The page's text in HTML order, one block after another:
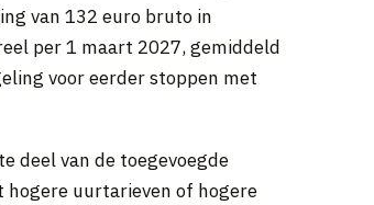
van 132 euro bruto in
per 1 maart 2027, gemiddeld
voor eerder stoppen met
deel van de toegevoegde
hogere uurtarieven of hogere